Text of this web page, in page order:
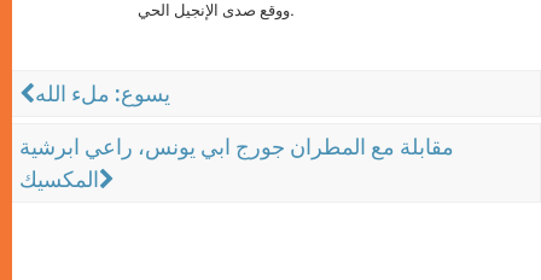
ووقع صدى الإنجيل الحي.
يسوع: ملء الله
مقابلة مع المطران جورج ابي يونس، راعي ابرشية
المكسيك